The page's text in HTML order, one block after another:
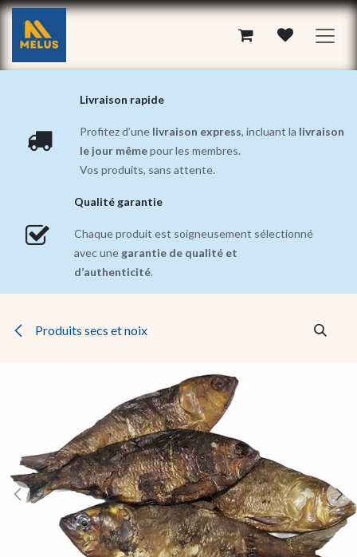
Se rendre au contenu
Livraison rapide
Profitez d’une livraison express, incluant la livraison
le jour mêmepour les membres.
Vos produits, sans attente.
Qualité garantie
Chaque produit est soigneusement sélectionné
avec une garantie de qualité et
d’authenticité.
Produits secs et noix